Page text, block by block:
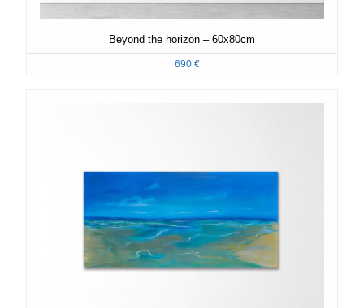
Beyond the horizon – 60x80cm
690 €